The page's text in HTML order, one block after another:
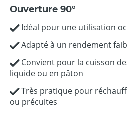
Ouverture 90°
Idéal pour une utilisation
Adapté à un rendement
Convient pour la cuisson
liquide ou en pâton
Très pratique pour
ou précuites